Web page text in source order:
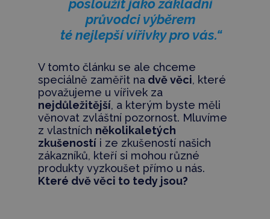
posloužit jako základní
průvodci výběrem
té nejlepší vířivky pro vás.“
V tomto článku se ale chceme
speciálně zaměřit nadvě věci, které
považujeme u vířivek za
nejdůležitější, a kterým byste měli
věnovat zvláštní pozornost. Mluvíme
z vlastních několikaletých
zkušenostíi ze zkušeností našich
zákazníků, kteří si mohou různé
produkty vyzkoušet přímo u nás.
Které dvě věci to tedy jsou?